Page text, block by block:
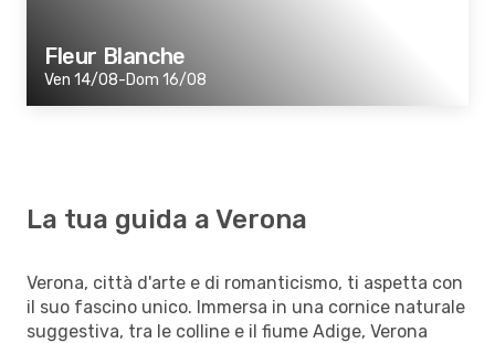
Fleur Blanche
Ven 14/08-Dom 16/08
La tua guida a Verona
Verona, città d'arte e di romanticismo, ti aspetta con
il suo fascino unico. Immersa in una cornice naturale
suggestiva, tra le colline e il fiume Adige, Verona